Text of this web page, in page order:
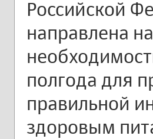
Российской
направлена
полгода для
правильной
здоровым